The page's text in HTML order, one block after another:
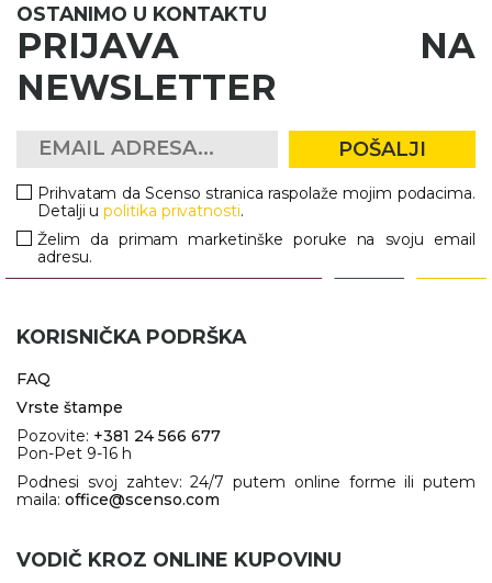
OSTANIMO U KONTAKTU
PRIJAVA NA
NEWSLETTER
POŠALJI
Prihvatam da Scenso stranica raspolaže mojim podacima.
Detalji upolitika privatnosti.
Želim da primam marketinške poruke na svoju email
adresu.
KORISNIČKA PODRŠKA
FAQ
Vrste štampe
Pozovite: +381 24 566 677
Pon-Pet 9-16 h
Podnesi svoj zahtev: 24/7 putem online forme ili putem
maila: office@scenso.com
VODIČ KROZ ONLINE KUPOVINU